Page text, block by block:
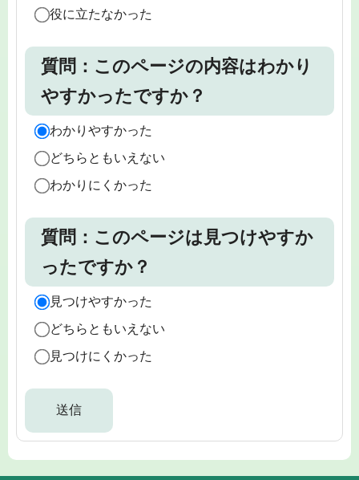
役に立たなかった
質問：このページの内容はわかり
やすかったですか？
わかりやすかった
どちらともいえない
わかりにくかった
質問：このページは見つけやすか
ったですか？
見つけやすかった
どちらともいえない
見つけにくかった